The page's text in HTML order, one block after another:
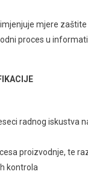
mjere zaštite
proces u
radnog iskustva
proizvodnje, te
kontrola